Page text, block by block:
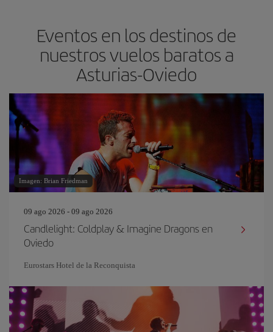
Eventos en los destinos de
nuestros vuelos baratos a
Asturias-Oviedo
Imagen: Brian Friedman
09 ago 2026 - 09 ago 2026
Candlelight: Coldplay & Imagine Dragons en
Oviedo
Eurostars Hotel de la Reconquista